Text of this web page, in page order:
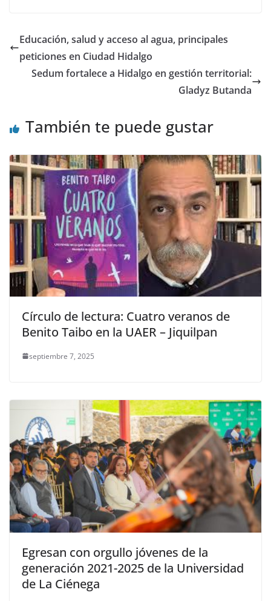
Educación, salud y acceso al agua, principales
peticiones en Ciudad Hidalgo
Sedum fortalece a Hidalgo en gestión territorial:
Gladyz Butanda
También te puede gustar
Círculo de lectura: Cuatro veranos de
Benito Taibo en la UAER – Jiquilpan
septiembre 7, 2025
Egresan con orgullo jóvenes de la
generación 2021-2025 de la Universidad
de La Ciénega